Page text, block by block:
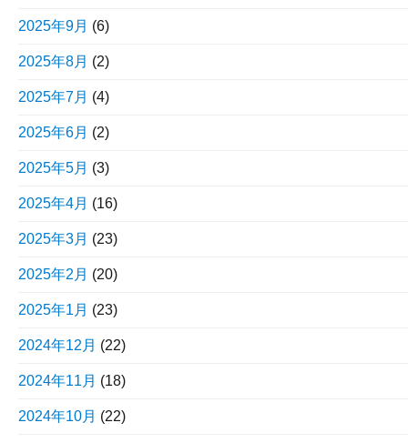
2025年9月 (6)
2025年8月 (2)
2025年7月 (4)
2025年6月 (2)
2025年5月 (3)
2025年4月 (16)
2025年3月 (23)
2025年2月 (20)
2025年1月 (23)
2024年12月 (22)
2024年11月 (18)
2024年10月 (22)